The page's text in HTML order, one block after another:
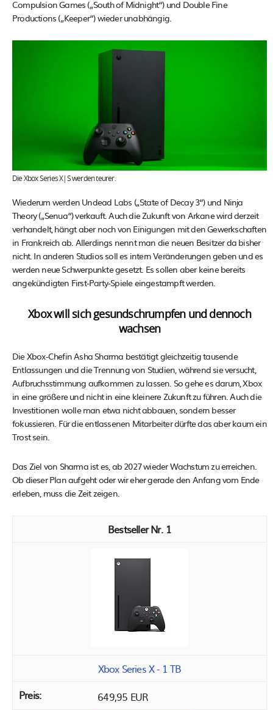
Compulsion Games („South of Midnight“) und Double Fine
Productions („Keeper“) wieder unabhängig.
Die Xbox Series X|S werden teurer.
Wiederum werden Undead Labs („State of Decay 3“) und Ninja
Theory („Senua“) verkauft. Auch die Zukunft von Arkane wird derzeit
verhandelt, hängt aber noch von Einigungen mit den Gewerkschaften
in Frankreich ab. Allerdings nennt man die neuen Besitzer da bisher
nicht. In anderen Studios soll es intern Veränderungen geben und es
werden neue Schwerpunkte gesetzt. Es sollen aber keine bereits
angekündigten First-Party-Spiele eingestampft werden.
Xbox will sich gesundschrumpfen und dennoch
wachsen
Die Xbox-Chefin Asha Sharma bestätigt gleichzeitig tausende
Entlassungen und die Trennung von Studien, während sie versucht,
Aufbruchsstimmung aufkommen zu lassen. So gehe es darum, Xbox
in eine größere und nicht in eine kleinere Zukunft zu führen. Auch die
Investitionen wolle man etwa nicht abbauen, sondern besser
fokussieren. Für die entlassenen Mitarbeiter dürfte das aber kaum ein
Trost sein.
Das Ziel von Sharma ist es, ab 2027 wieder Wachstum zu erreichen.
Ob dieser Plan aufgeht oder wir eher gerade den Anfang vom Ende
erleben, muss die Zeit zeigen.
1
Xbox Series X - 1 TB
649,95 EUR